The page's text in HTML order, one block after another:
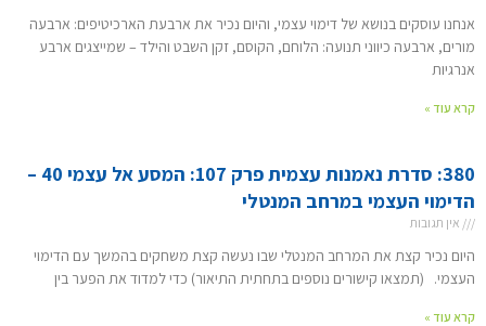
אנחנו עוסקים בנושא של דימוי עצמי, והיום נכיר את ארבעת הארכיטיפים: ארבעה
מורים, ארבעה כיווני תנועה: הלוחם, הקוסם, זקן השבט והילד – שמייצגים ארבע
אנרגיות
קרא עוד »
380: סדרת נאמנות עצמית פרק 107: המסע אל עצמי 40 –
הדימוי העצמי במרחב המנטלי
אין תגובות
היום נכיר קצת את המרחב המנטלי שבו נעשה קצת משחקים בהמשך עם הדימוי
העצמי. (תמצאו קישורים נוספים בתחתית התיאור) כדי למדוד את הפער בין
קרא עוד »